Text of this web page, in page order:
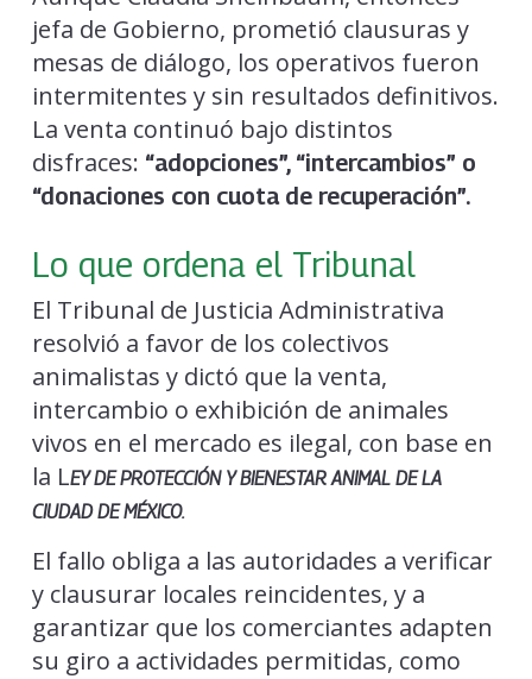
jefa de Gobierno, prometió clausuras y
mesas de diálogo, los operativos fueron
intermitentes y sin resultados definitivos.
La venta continuó bajo distintos
disfraces: “adopciones”, “intercambios” o
“donaciones con cuota de recuperación”.
Lo que ordena el Tribunal
El Tribunal de Justicia Administrativa
resolvió a favor de los colectivos
animalistas y dictó que la venta,
intercambio o exhibición de animales
vivos en el mercado es ilegal, con base en
la LEY DE PROTECCIÓN Y BIENESTAR ANIMAL DE LA
CIUDAD DE MÉXICO.
El fallo obliga a las autoridades a verificar
y clausurar locales reincidentes, y a
garantizar que los comerciantes adapten
su giro a actividades permitidas, como